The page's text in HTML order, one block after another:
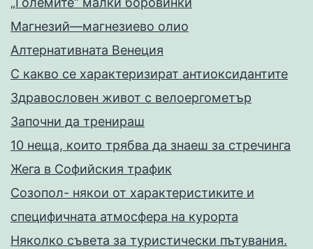
Магнезий—магнезиево олио
Алтернативната Венеция
С какво се характеризират антиоксидантите
Здравословен живот с велоергометър
Запoчни да тренираш
10 неща, които трябва да знаеш за стречинга
Жега в Софийския трафик
Созопол- някои от характеристиките и
специфичната атмосфера на курорта
Няколко съвета за туристически пътувания.